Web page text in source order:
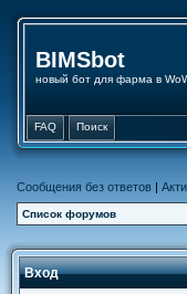
BIMSbot
новый бот для фарма в
FAQ Поиск
Сообщения без ответов |
Список форумов
Вход